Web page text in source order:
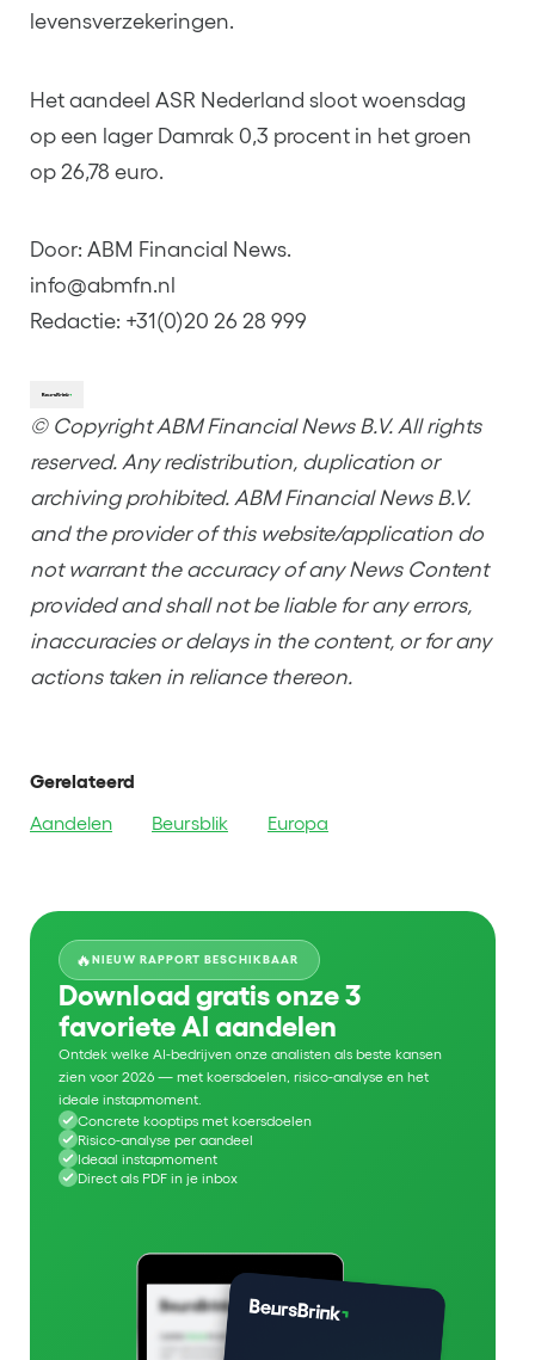
levensverzekeringen.
Het aandeel ASR Nederland sloot woensdag
op een lager Damrak 0,3 procent in het groen
op 26,78 euro.
Door: ABM Financial News.
info@abmfn.nl
Redactie: +31(0)20 26 28 999
© Copyright ABM Financial News B.V. All rights
reserved. Any redistribution, duplication or
archiving prohibited. ABM Financial News B.V.
and the provider of this website/application do
not warrant the accuracy of any News Content
provided and shall not be liable for any errors,
inaccuracies or delays in the content, or for any
actions taken in reliance thereon.
Gerelateerd
Aandelen
Beursblik Europa
🔥 NIEUW RAPPORT BESCHIKBAAR
Download gratis onze 3
favoriete AI aandelen
Ontdek welke AI-bedrijven onze analisten als beste kansen
zien voor 2026 — met koersdoelen, risico-analyse en het
ideale instapmoment.
Concrete kooptips met koersdoelen
Risico-analyse per aandeel
Ideaal instapmoment
Direct als PDF in je inbox